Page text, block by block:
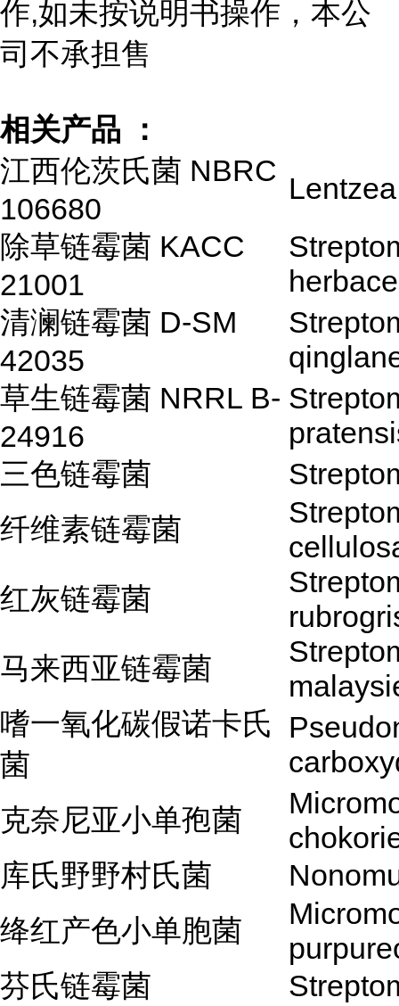
作,如未按说明书操作，本公
司不承担售
相关产品 ：
江西伦茨氏菌 NBRC
106680
除草链霉菌 KACC
21001
清澜链霉菌 D-SM
42035
草生链霉菌 NRRL B-
24916
三色链霉菌
纤维素链霉菌
红灰链霉菌
马来西亚链霉菌
嗜一氧化碳假诺卡氏
菌
克奈尼亚小单孢菌
库氏野野村氏菌
绛红产色小单胞菌
芬氏链霉菌